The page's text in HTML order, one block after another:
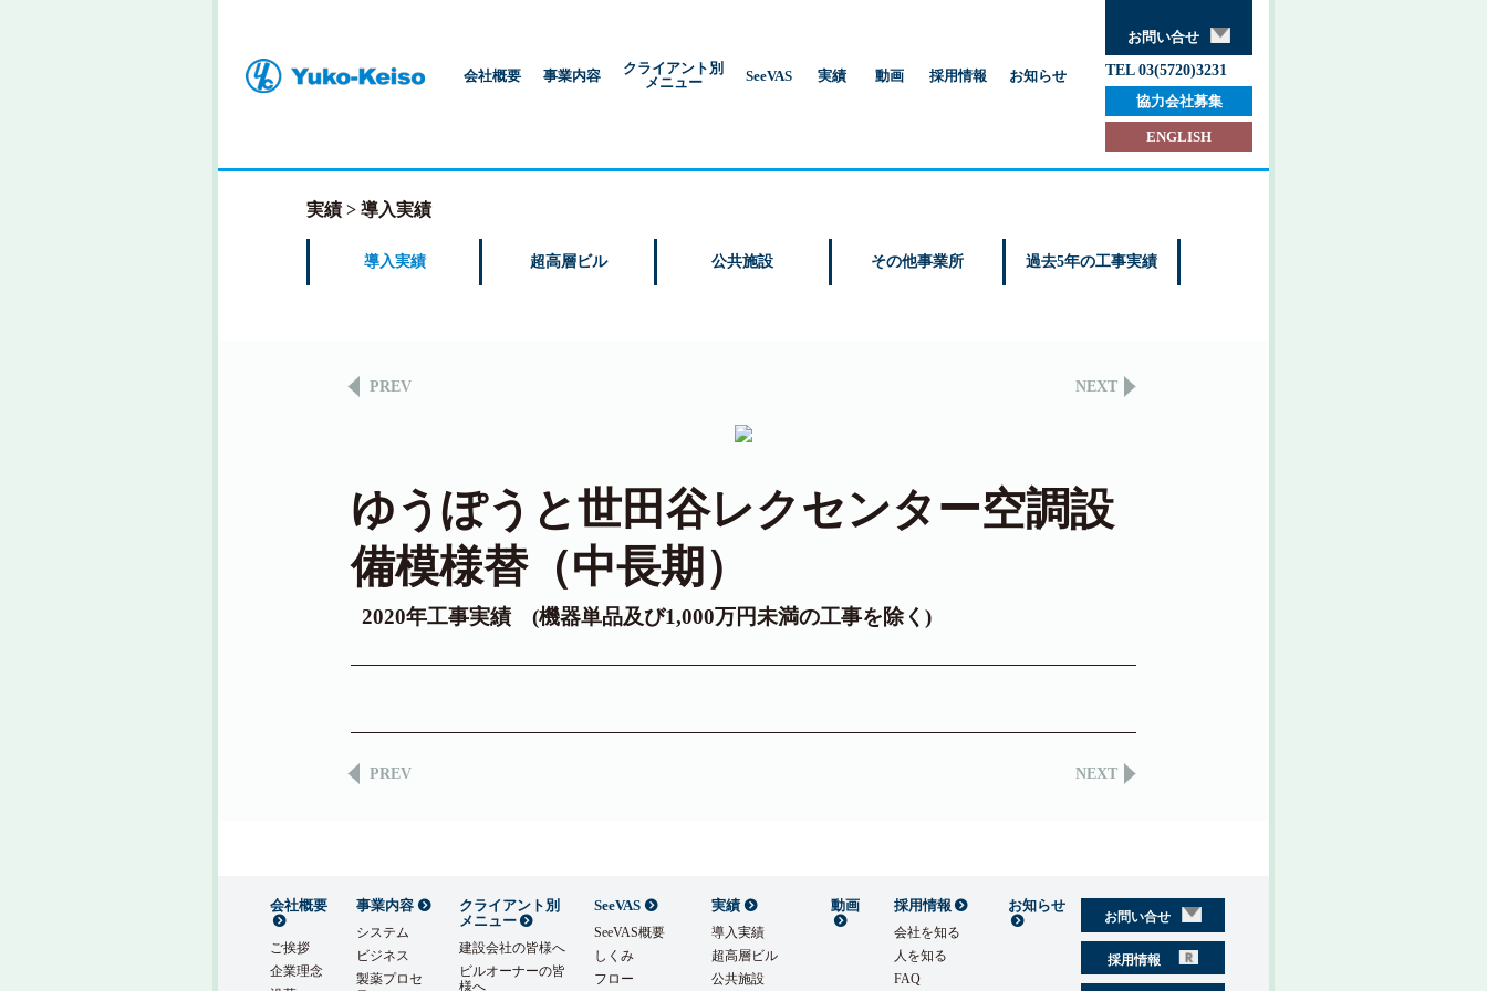
会社概要 事業内容
クライアント別
メニュー
SeeVAS 実績 動画 採用情報 お知らせ
お問い合せ
TEL 03(5720)3231
協力会社募集
ENGLISH
実績 導入実績
導入実績 超高層ビル 公共施設 その他事業所 過去5年の工事実績
PREV NEXT
ゆうぽうと世田谷レクセンター空調設
備模様替（中長期）
2020年工事実績 (機器単品及び1,000万円未満の工事を除く)
PREV NEXT
会社概要
ご挨拶
企業理念
事業内容
システム
ビジネス
製薬プロセ
クライアント別
メニュー
建設会社の皆様へ
ビルオーナーの皆
様へ
SeeVAS
SeeVAS概要
しくみ
フロー
実績
導入実績
超高層ビル
公共施設
動画 採用情報
会社を知る
人を知る
FAQ
お知らせ
お問い合せ
採用情報